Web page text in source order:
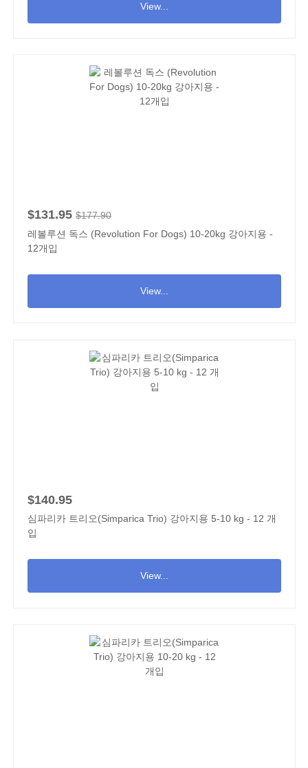
View...
$131.95 $177.90
레볼루션 독스 (Revolution For Dogs) 10-20kg 강아지용 -
12개입
View...
$140.95
심파리카 트리오(Simparica Trio) 강아지용 5-10 kg - 12 개
입
View...